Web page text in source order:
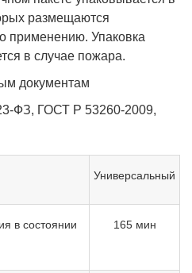
размещаются
применению. Упаковка
в случае пожара.
документам
ФЗ, ГОСТ Р 53260-2009,
Универсальный
в состоянии
165 мин